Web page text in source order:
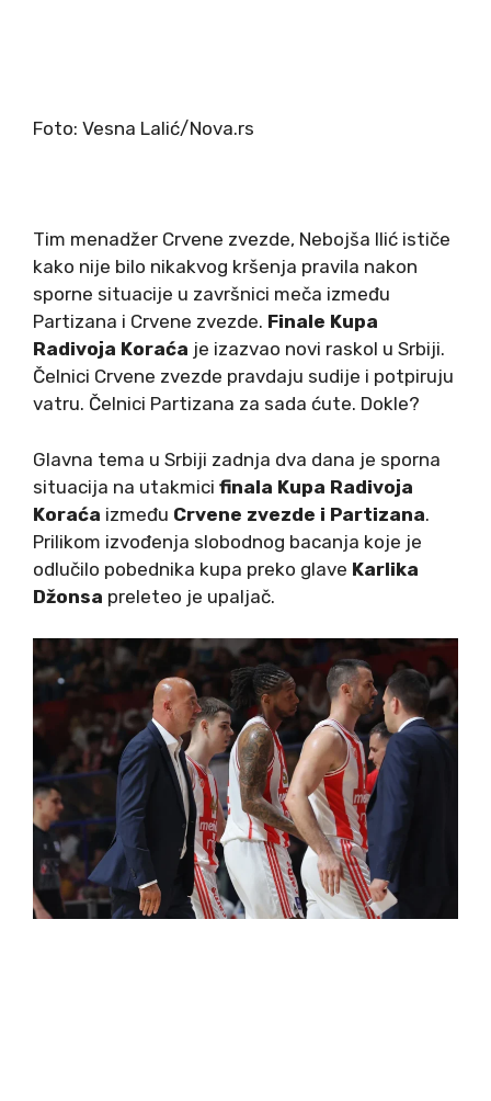
Foto: Vesna Lalić/Nova.rs
Tim menadžer Crvene zvezde, Nebojša Ilić ističe
kako nije bilo nikakvog kršenja pravila nakon
sporne situacije u završnici meča između
Partizana i Crvene zvezde. Finale Kupa
Radivoja Koraća je izazvao novi raskol u Srbiji.
Čelnici Crvene zvezde pravdaju sudije i potpiruju
vatru. Čelnici Partizana za sada ćute. Dokle?
Glavna tema u Srbiji zadnja dva dana je sporna
situacija na utakmici finala Kupa Radivoja
Koraća između Crvene zvezde i Partizana.
Prilikom izvođenja slobodnog bacanja koje je
odlučilo pobednika kupa preko glave Karlika
Džonsa preleteo je upaljač.